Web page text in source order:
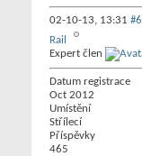
02-10-13, 13:31 #6
Rail
Expert člen
Datum registrace
Oct 2012
Umístění
Střílecí
Příspěvky
465